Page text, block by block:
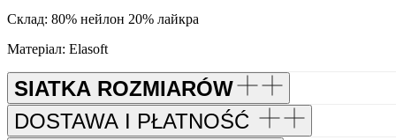
Склад: 80% нейлон 20% лайкра
Матеріал: Elasoft
SIATKA ROZMIARÓW
DOSTAWA I PŁATNOŚĆ